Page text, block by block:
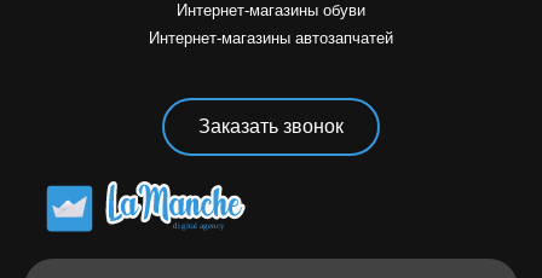
Интернет-магазины обуви
Интернет-магазины автозапчатей
Заказать звонок